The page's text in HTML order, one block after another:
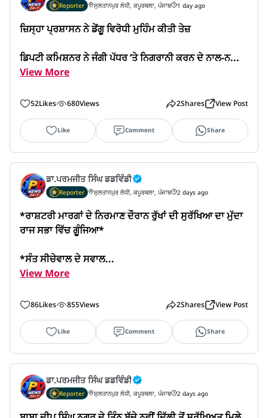
Reporter ਸੁਲਤਾਨਪੁਰ ਲੋਧੀ, ਕਪੂਰਥਲਾ, ਪੰਜਾਬ 1 day ago
ਜ਼ਿਸ੍ਹਾ ਪ੍ਰਸ਼ਾਸਨ ਨੇ ਡੇਂਗੂ ਵਿਰੋਧੀ ਮੁਹਿੰਮ ਕੀਤੀ ਤੇਜ਼
ਡਿਪਟੀ ਕਮਿਸ਼ਨਰ ਨੇ ਜੰਗੀ ਪੱਧਰ ’ਤੇ ਨਿਗਰਾਨੀ ਕਰਨ ਦੇ ਨਾਲ-ਨ...
View More
52Likes 680Views 2Shares View Post
Like Comment Share
ਡਾ.ਪਰਮਜੀਤ ਸਿੰਘ ਡਡਵਿੰਡੀ
Reporter ਸੁਲਤਾਨਪੁਰ ਲੋਧੀ, ਕਪੂਰਥਲਾ, ਪੰਜਾਬ 2 days ago
*ਰਾਸ਼ਟਰੀ ਮਾਰਗਾਂ ਦੇ ਨਿਰਮਾਣ ਦੌਰਾਨ ਰੁੱਖਾਂ ਦੀ ਸੁਰੱਖਿਆ ਦਾ ਮੁੱਦਾ
ਰਾਜ ਸਭਾ ਵਿੱਚ ਗੂੰਜਿਆ*
*ਸੰਤ ਸੀਚੇਵਾਲ ਦੇ ਸਵਾਲ...
View More
86Likes 855Views 2Shares View Post
Like Comment Share
ਡਾ.ਪਰਮਜੀਤ ਸਿੰਘ ਡਡਵਿੰਡੀ
Reporter ਸੁਲਤਾਨਪੁਰ ਲੋਧੀ, ਕਪੂਰਥਲਾ, ਪੰਜਾਬ 2 days ago